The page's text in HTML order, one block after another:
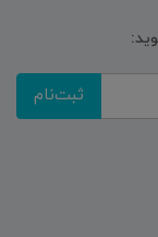
ثبت‌نام